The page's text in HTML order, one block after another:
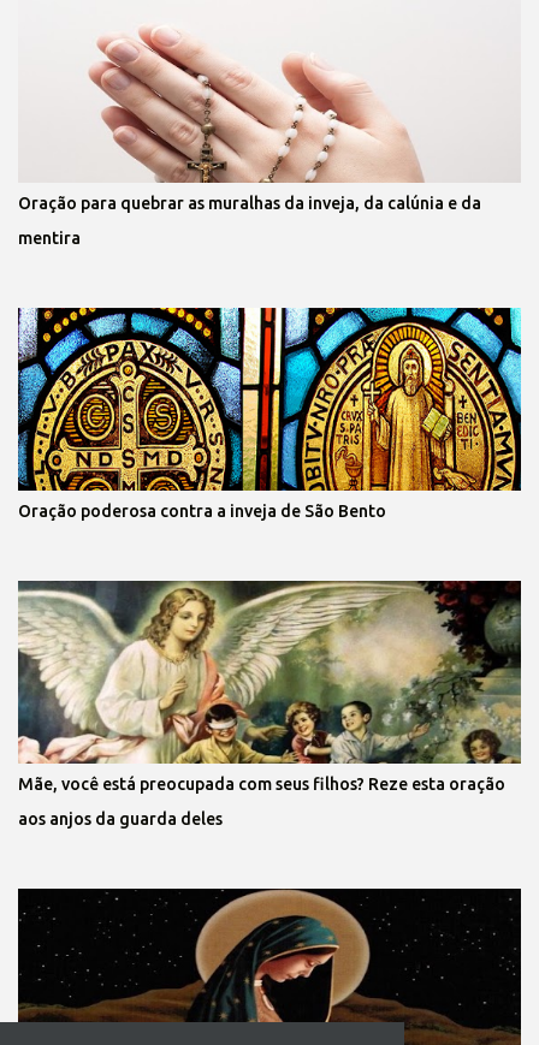
Oração para quebrar as muralhas da inveja, da calúnia e da
mentira
Oração poderosa contra a inveja de São Bento
Mãe, você está preocupada com seus filhos? Reze esta oração
aos anjos da guarda deles